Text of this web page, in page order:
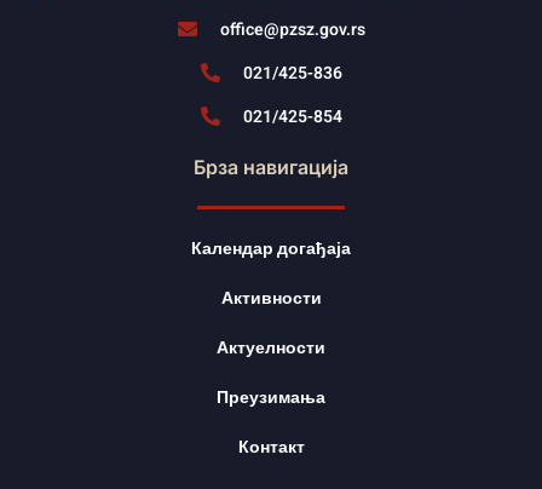
office@pzsz.gov.rs
021/425-836
021/425-854
Брза навигација
Календар догађаја
Активности
Актуелности
Преузимања
Контакт